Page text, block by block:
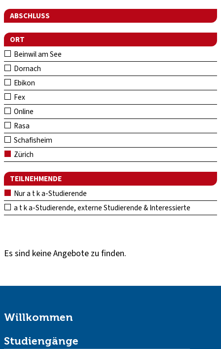
ABSCHLUSS
ORT
Beinwil am See
Dornach
Ebikon
Fex
Online
Rasa
Schafisheim
Zürich
TEILNEHMENDE
Nur a t k a-Studierende
a t k a-Studierende, externe Studierende & Interessierte
Es sind keine Angebote zu finden.
Willkommen
Studiengänge